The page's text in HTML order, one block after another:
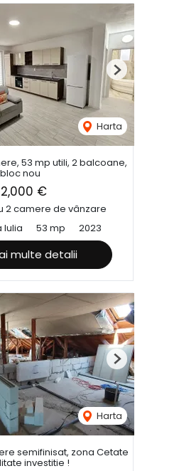
Harta
Next
53 mp utili, 2 balcoane,
bloc nou
€
2 camere de vânzare
Iulia
53 mp 2023
multe detalii
Harta
Next
semifinisat, zona Cetate
investitie !